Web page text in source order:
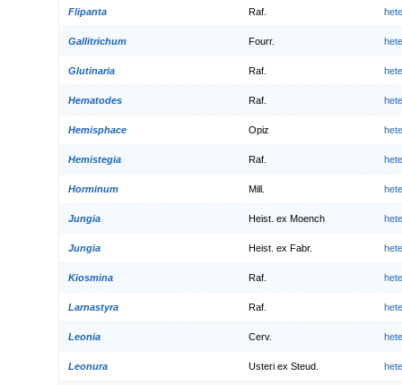
Flipanta Raf.
Gallitrichum Fourr.
Glutinaria Raf.
Hematodes Raf.
Hemisphace Opiz
Hemistegia Raf.
Horminum Mill.
Jungia Heist. ex Moench
Jungia Heist. ex Fabr.
Kiosmina Raf.
Larnastyra Raf.
Leonia Cerv.
Leonura Usteri ex Steud.